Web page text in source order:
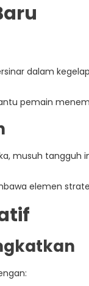
dalam
pemain
musuh tangguh
elemen